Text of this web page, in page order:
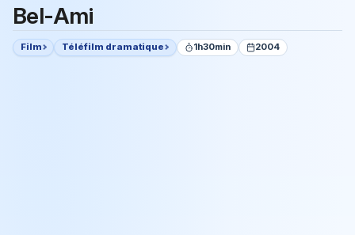
Bel-Ami
Film Téléfilm dramatique 1h30min 2004